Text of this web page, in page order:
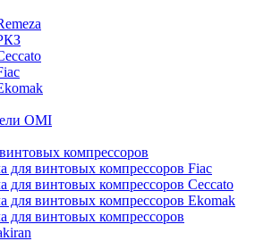
OMI
компрессоров
для винтовых компрессоров Fiac
для винтовых компрессоров Ceccato
для винтовых компрессоров Ekomak
для винтовых компрессоров